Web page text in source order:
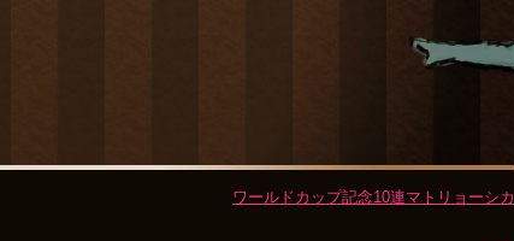
ワールドカップ記念10連マトリョーシカ